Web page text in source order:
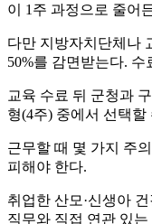
이 1주 과정으로 줄어
다만 지방자치단체나
50%를 감면받는다.
교육 수료 뒤 군청과
형(4주) 중에서 선택할
근무할 때 몇 가지 주
피해야 한다.
취업한 산모·신생아
직무와 직접 연관 있